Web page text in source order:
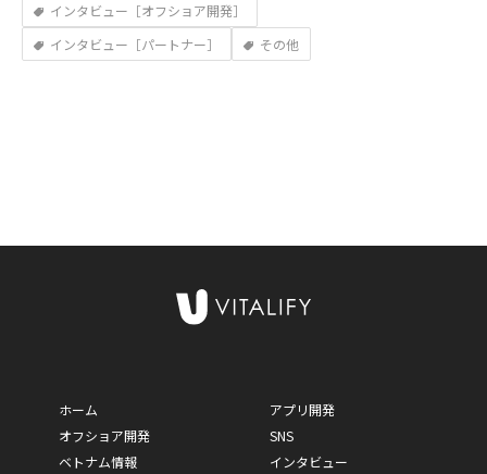
インタビュー［オフショア開発］
インタビュー［パートナー］
その他
ホーム
オフショア開発
ベトナム情報
アプリ開発
SNS
インタビュー